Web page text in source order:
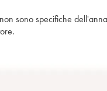
sono specifiche